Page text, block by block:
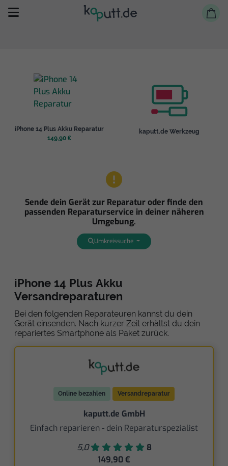
Selbst reparieren
Reparieren lassen
iPhone 14 Plus Akku Reparatur
149,90 €
kaputt.de Werkzeug
Sende dein Gerät zur Reparatur oder finde den
passenden Reparaturservice in deiner näheren
Umgebung.
Umkreissuche
iPhone 14 Plus Akku
Versandreparaturen
Bei den folgenden Reparateuren kannst du dein
Gerät einsenden. Nach kurzer Zeit erhältst du dein
repariertes Smartphone als Paket zurück.
Online bezahlen Versandreparatur
kaputt.de GmbH
Einfach reparieren - dein Reparaturspezialist
5,0
8
149,90 €